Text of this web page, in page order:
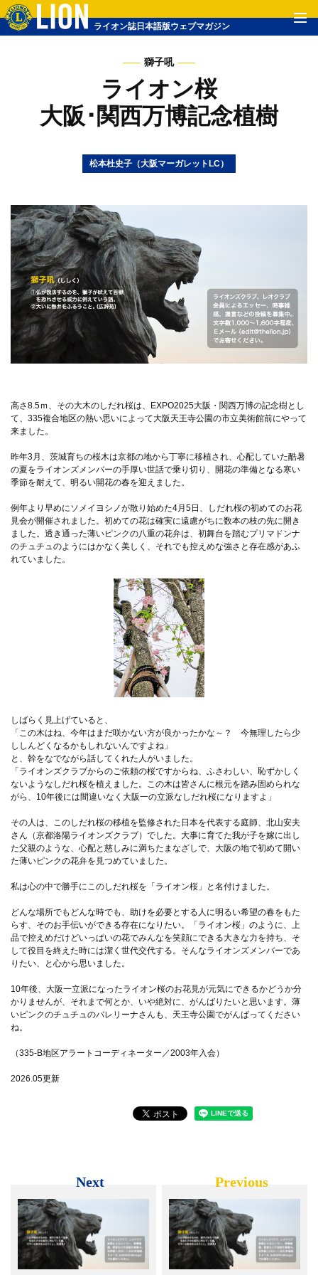
ライオン誌日本語版ウェブマガジン
獅子吼
ライオン桜
大阪･関西万博記念植樹
松本杜史子（大阪マーガレットLC）
高さ8.5ｍ、その大木のしだれ桜は、EXPO2025大阪・関西万博の記念樹とし
て、335複合地区の熱い思いによって大阪天王寺公園の市立美術館前にやって
来ました。
昨年3月、茨城育ちの桜木は京都の地から丁寧に移植され、心配していた酷暑
の夏をライオンズメンバーの手厚い世話で乗り切り、開花の準備となる寒い
季節を耐えて、明るい開花の春を迎えました。
例年より早めにソメイヨシノが散り始めた4月5日、しだれ桜の初めてのお花
見会が開催されました。初めての花は確実に遠慮がちに数本の枝の先に開き
ました。透き通った薄いピンクの八重の花弁は、初舞台を踏むプリマドンナ
のチュチュのようにはかなく美しく、それでも控えめな強さと存在感があふ
れていました。
しばらく見上げていると、
「この木はね、今年はまだ咲かない方が良かったかな～？ 今無理したら少
ししんどくなるかもしれないんですよね」
と、幹をなでながら話してくれた人がいました。
「ライオンズクラブからのご依頼の桜ですからね、ふさわしい、恥ずかしく
ないようなしだれ桜を植えました。この木は皆さんに根元を踏み固められな
がら、10年後には間違いなく大阪一の立派なしだれ桜になりますよ」
その人は、このしだれ桜の移植を監修された日本を代表する庭師、北山安夫
さん（京都洛陽ライオンズクラブ）でした。大事に育てた我が子を嫁に出し
た父親のような、心配と慈しみに満ちたまなざしで、大阪の地で初めて開い
た薄いピンクの花弁を見つめていました。
私は心の中で勝手にこのしだれ桜を「ライオン桜」と名付けました。
どんな場所でもどんな時でも、助けを必要とする人に明るい希望の春をもた
らす、そのお手伝いができる存在になりたい。「ライオン桜」のように、上
品で控えめだけどいっぱいの花でみんなを笑顔にできる大きな力を持ち、そ
して役目を終えた時には潔く世代交代する。そんなライオンズメンバーであ
りたい、と心から思いました。
10年後、大阪一立派になったライオン桜のお花見が元気にできるかどうか分
かりませんが、それまで何とか、いや絶対に、がんばりたいと思います。薄
いピンクのチュチュのバレリーナさんも、天王寺公園でがんばってください
ね。
（335-B地区アラートコーディネーター／2003年入会）
2026.05更新
Next Previous